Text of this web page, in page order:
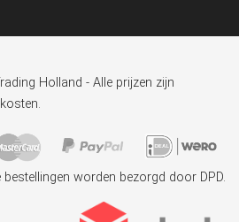
Holland - Alle prijzen zijn
bestellingen worden bezorgd door DPD.